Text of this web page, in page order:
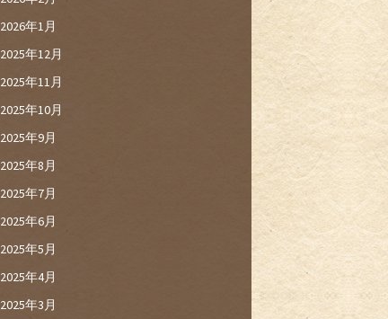
2026年1月
2025年12月
2025年11月
2025年10月
2025年9月
2025年8月
2025年7月
2025年6月
2025年5月
2025年4月
2025年3月